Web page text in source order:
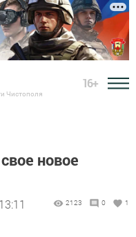
Чистополя
16+
новое
2123 0 1